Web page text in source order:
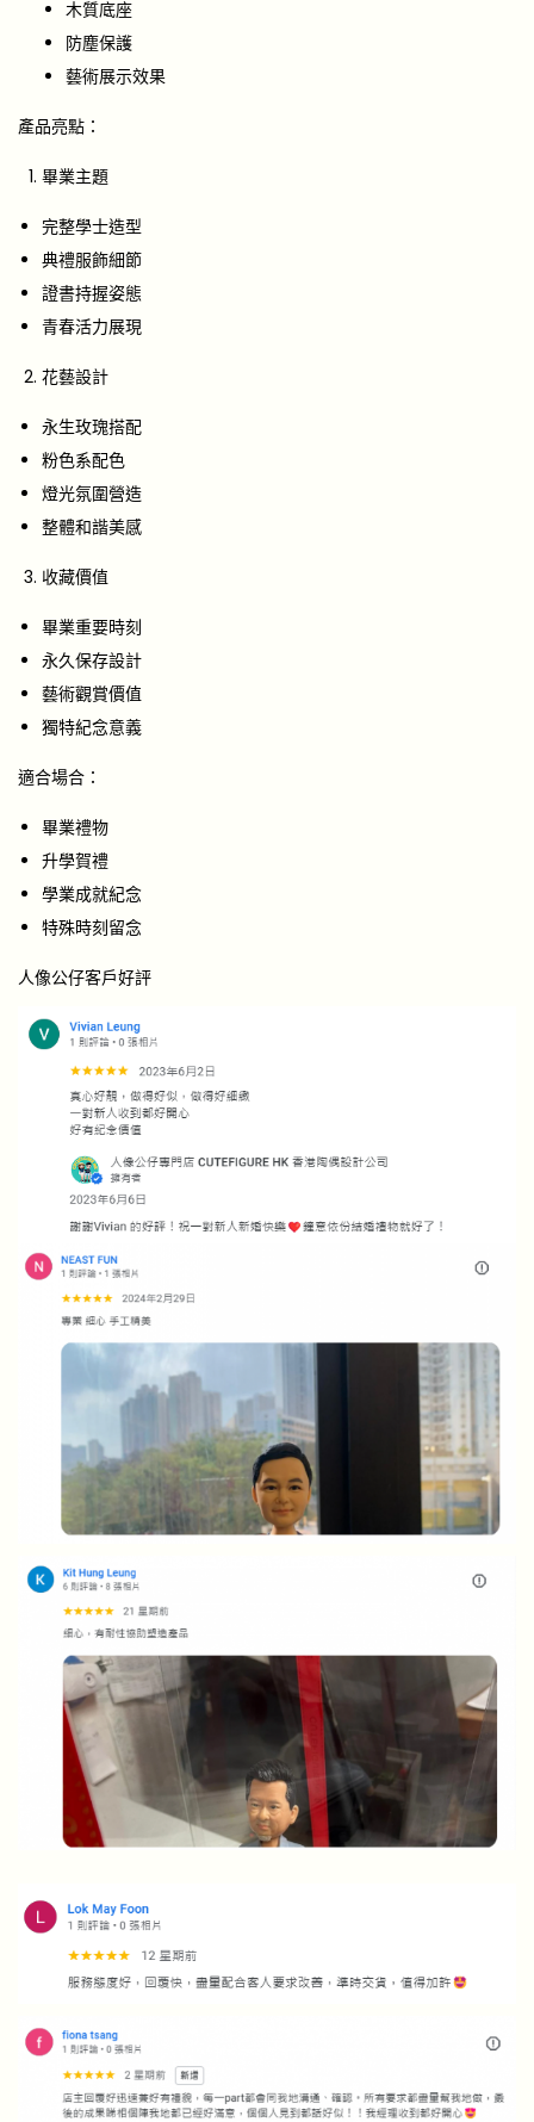
木質底座
防塵保護
藝術展示效果
產品亮點：
畢業主題
完整學士造型
典禮服飾細節
證書持握姿態
青春活力展現
花藝設計
永生玫瑰搭配
粉色系配色
燈光氛圍營造
整體和諧美感
收藏價值
畢業重要時刻
永久保存設計
藝術觀賞價值
獨特紀念意義
適合場合：
畢業禮物
升學賀禮
學業成就紀念
特殊時刻留念
人像公仔客戶好評